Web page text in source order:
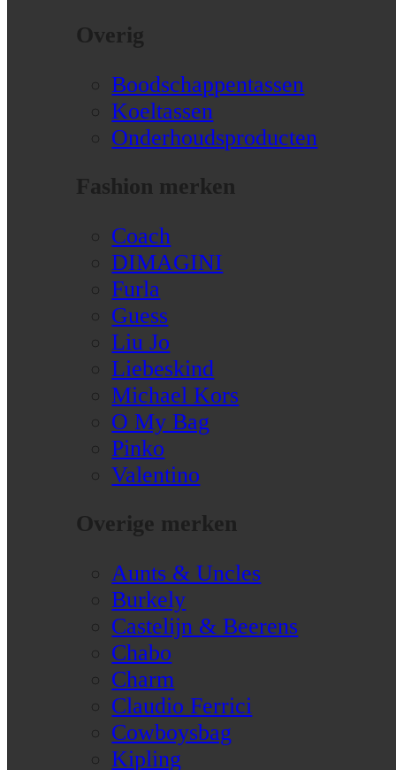
Overig
Boodschappentassen
Koeltassen
Onderhoudsproducten
Fashion merken
Coach
DIMAGINI
Furla
Guess
Liu Jo
Liebeskind
Michael Kors
O My Bag
Pinko
Valentino
Overige merken
Aunts & Uncles
Burkely
Castelijn & Beerens
Chabo
Charm
Claudio Ferrici
Cowboysbag
Kipling